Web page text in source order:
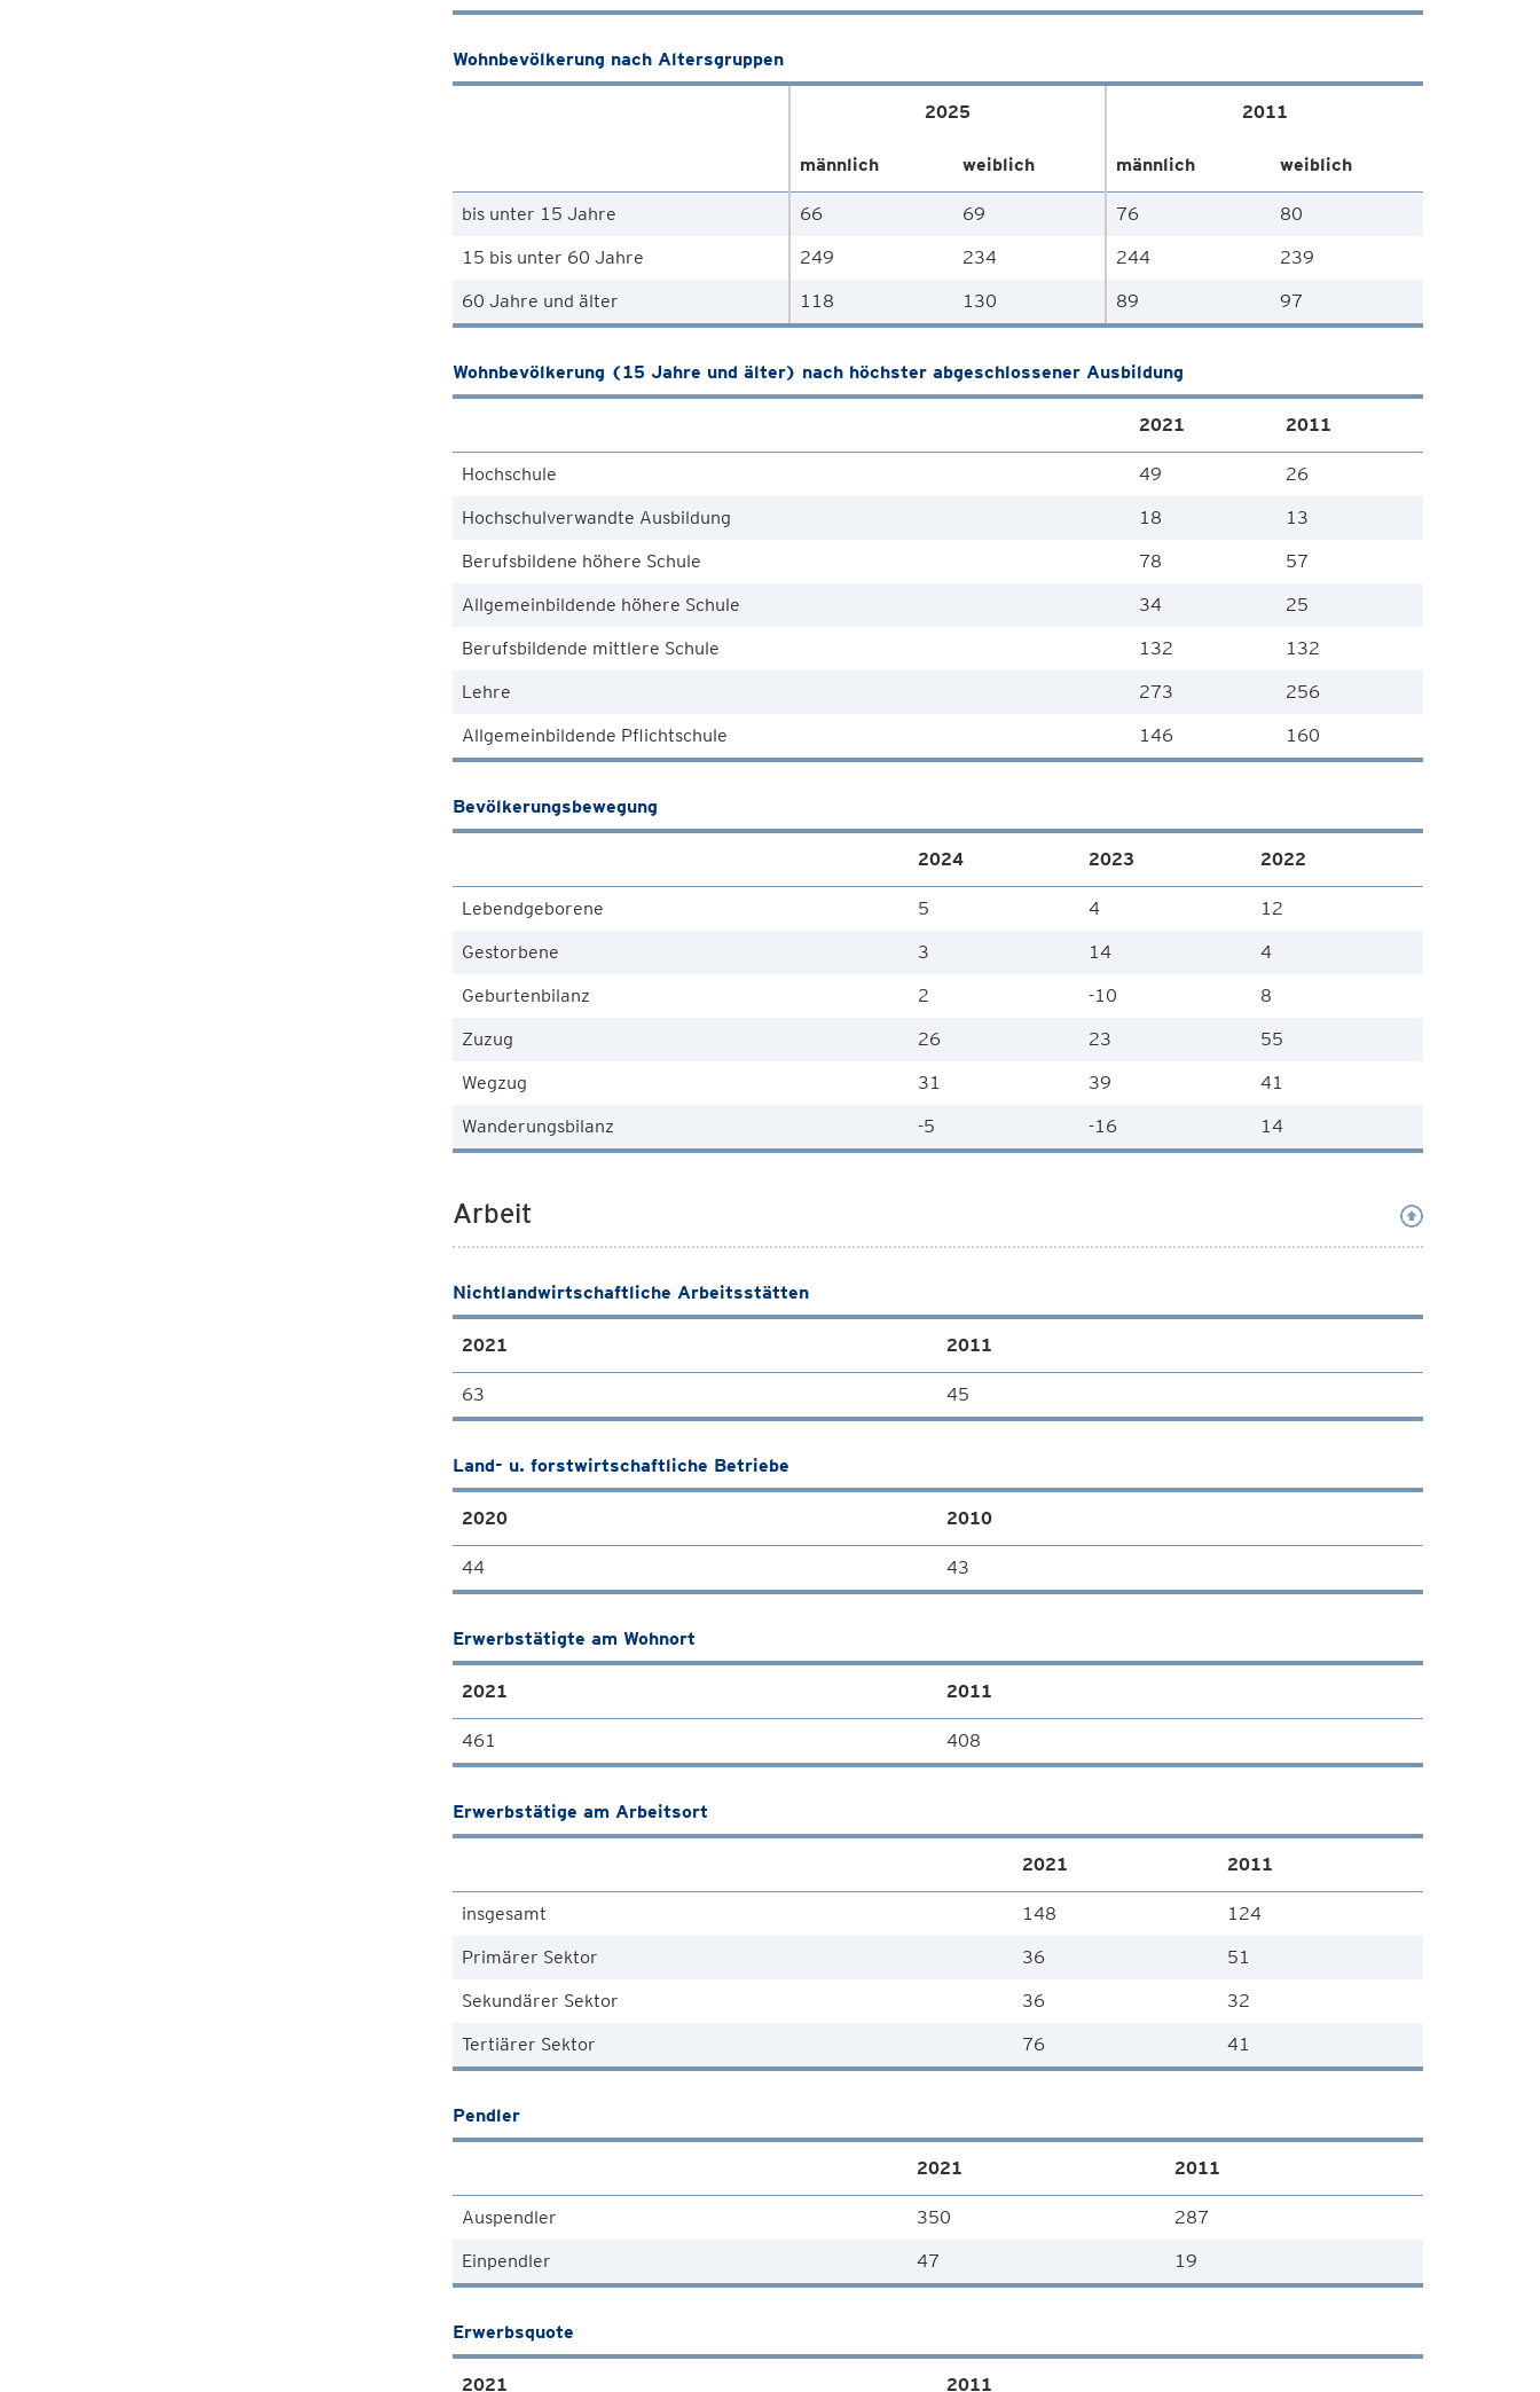
Wohnbevölkerung nach Altersgruppen
2025 2011
männlich weiblich männlich weiblich
bis unter 15 Jahre 66 69 76
80
15 bis unter 60 Jahre
249 234 244
239
60 Jahre und älter
118 130 89 97
Wohnbevölkerung (15 Jahre und älter) nach höchster abgeschlossener Ausbildung
2021 2011
Hochschule 49
26
Hochschulverwandte Ausbildung
18
13
Berufsbildene höhere Schule
78
57
Allgemeinbildende höhere Schule
34
25
Berufsbildende mittlere Schule
132
132
Lehre
273
256
Allgemeinbildende Pflichtschule
146 160
Bevölkerungsbewegung
2024 2023 2022
Lebendgeborene 5 4
12
Gestorbene
3 14
4
Geburtenbilanz
2 -10
8
Zuzug
26 23
55
Wegzug
31 39
41
Wanderungsbilanz
-5 -16 14
Arbeit
Nichtlandwirtschaftliche Arbeitsstätten
2021 2011
63 45
Land- u. forstwirtschaftliche Betriebe
2020 2010
44 43
Erwerbstätigte am Wohnort
2021 2011
461 408
Erwerbstätige am Arbeitsort
2021 2011
insgesamt 148
124
Primärer Sektor
36
51
Sekundärer Sektor
36
32
Tertiärer Sektor
76 41
Pendler
2021 2011
Auspendler 350
287
Einpendler
47 19
Erwerbsquote
2021 2011